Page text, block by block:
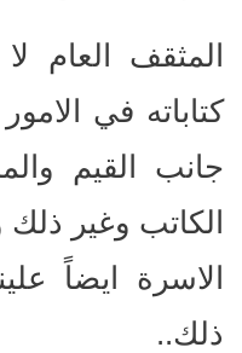
المثقف العام
كتاباته في
جانب القيم
الكاتب وغير
الاسرة ايضاً
ذلك..